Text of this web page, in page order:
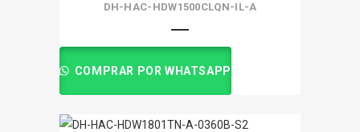
DH-HAC-HDW1500CLQN-IL-A
COMPRAR POR WHATSAPP